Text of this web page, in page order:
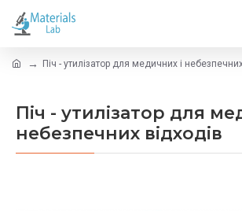
Піч - утилізатор для медичних і
Піч - утилізатор для
небезпечних відходів